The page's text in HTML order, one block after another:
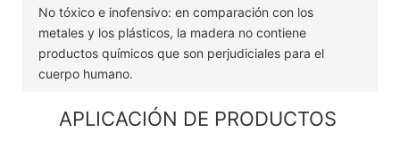
No tóxico e inofensivo: en comparación con los
metales y los plásticos, la madera no contiene
productos químicos que son perjudiciales para el
cuerpo humano.
APLICACIÓN DE PRODUCTOS